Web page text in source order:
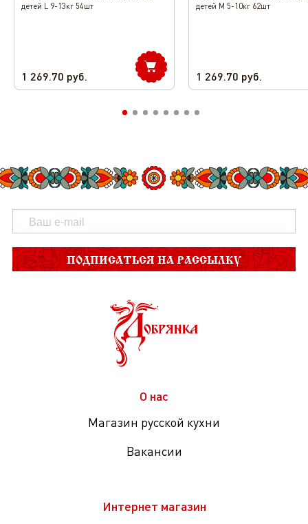
детей L 9-13кг 54шт
1 269.70 руб.
детей M 5-10кг 62шт
1 269.70 руб.
ПОДПИСАТЬСЯ НА РАССЫЛКУ
О нас
Магазин русской кухни
Вакансии
Интернет магазин